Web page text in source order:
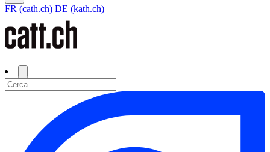
FR (cath.ch) DE (kath.ch)